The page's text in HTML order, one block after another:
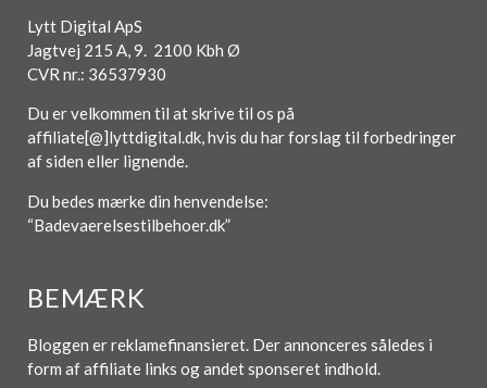
Lytt Digital ApS
Jagtvej 215 A, 9. 2100 Kbh Ø
CVR nr.: 36537930
Du er velkommen til at skrive til os på
affiliate[@]lyttdigital.dk, hvis du har forslag til forbedringer
af siden eller lignende.
Du bedes mærke din henvendelse:
“Badevaerelsestilbehoer.dk”
BEMÆRK
Bloggen er reklamefinansieret. Der annonceres således i
form af affiliate links og andet sponseret indhold.